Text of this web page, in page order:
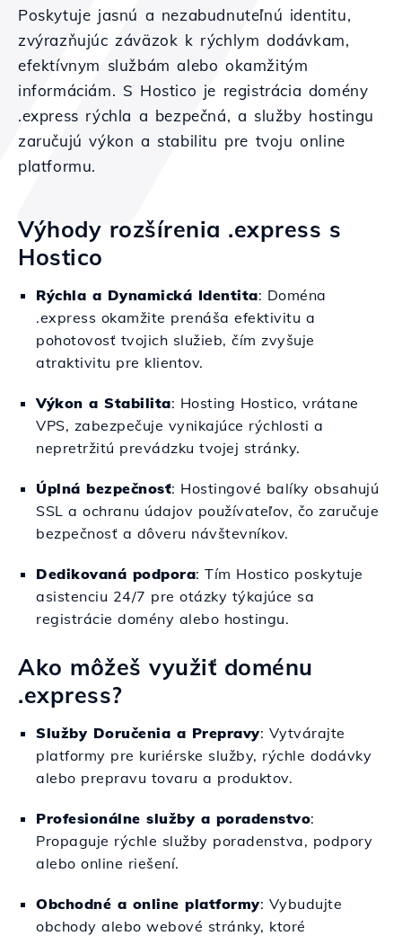
Poskytuje jasnú a nezabudnuteľnú identitu,
zvýrazňujúc záväzok k rýchlym dodávkam,
efektívnym službám alebo okamžitým
informáciám. S Hostico je registrácia domény
.express rýchla a bezpečná, a služby hostingu
zaručujú výkon a stabilitu pre tvoju online
platformu.
Výhody rozšírenia .express s
Hostico
Rýchla a Dynamická Identita: Doména
.express okamžite prenáša efektivitu a
pohotovosť tvojich služieb, čím zvyšuje
atraktivitu pre klientov.
Výkon a Stabilita: Hosting Hostico, vrátane
VPS, zabezpečuje vynikajúce rýchlosti a
nepretržitú prevádzku tvojej stránky.
Úplná bezpečnosť: Hostingové balíky obsahujú
SSL a ochranu údajov používateľov, čo zaručuje
bezpečnosť a dôveru návštevníkov.
Dedikovaná podpora: Tím Hostico poskytuje
asistenciu 24/7 pre otázky týkajúce sa
registrácie domény alebo hostingu.
Ako môžeš využiť doménu
.express?
Služby Doručenia a Prepravy: Vytvárajte
platformy pre kuriérske služby, rýchle dodávky
alebo prepravu tovaru a produktov.
Profesionálne služby a poradenstvo:
Propaguje rýchle služby poradenstva, podpory
alebo online riešení.
Obchodné a online platformy: Vybudujte
obchody alebo webové stránky, ktoré